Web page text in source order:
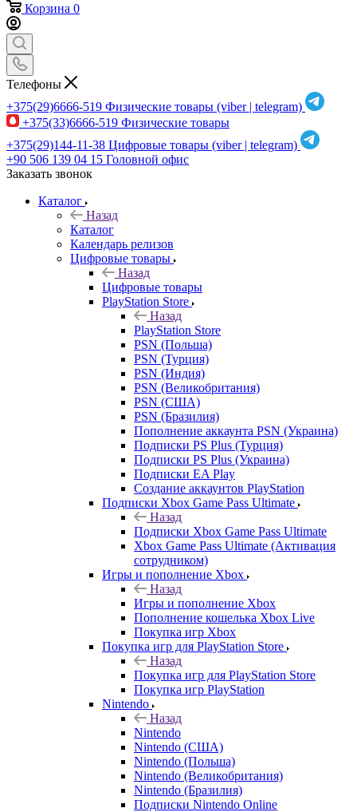
Корзина 0
Телефоны
+375(29)6666-519 Физические товары (viber | telegram)
+375(33)6666-519 Физические товары
+375(29)144-11-38 Цифровые товары (viber | telegram)
+90 506 139 04 15 Головной офис
Заказать звонок
Каталог
Назад
Каталог
Календарь релизов
Цифровые товары
Назад
Цифровые товары
PlayStation Store
Назад
PlayStation Store
PSN (Польша)
PSN (Турция)
PSN (Индия)
PSN (Великобритания)
PSN (США)
PSN (Бразилия)
Пополнение аккаунта PSN (Украина)
Подписки PS Plus (Турция)
Подписки PS Plus (Украина)
Подписки EA Play
Создание аккаунтов PlayStation
Подписки Xbox Game Pass Ultimate
Назад
Подписки Xbox Game Pass Ultimate
Xbox Game Pass Ultimate (Активация
сотрудником)
Игры и пополнение Xbox
Назад
Игры и пополнение Xbox
Пополнение кошелька Xbox Live
Покупка игр Xbox
Покупка игр для PlayStation Store
Назад
Покупка игр для PlayStation Store
Покупка игр PlayStation
Nintendo
Назад
Nintendo
Nintendo (США)
Nintendo (Польша)
Nintendo (Великобритания)
Nintendo (Бразилия)
Подписки Nintendo Online